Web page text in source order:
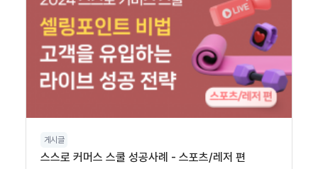
게시글
스스로 커머스 스쿨 성공사례 - 스포츠/레저 편